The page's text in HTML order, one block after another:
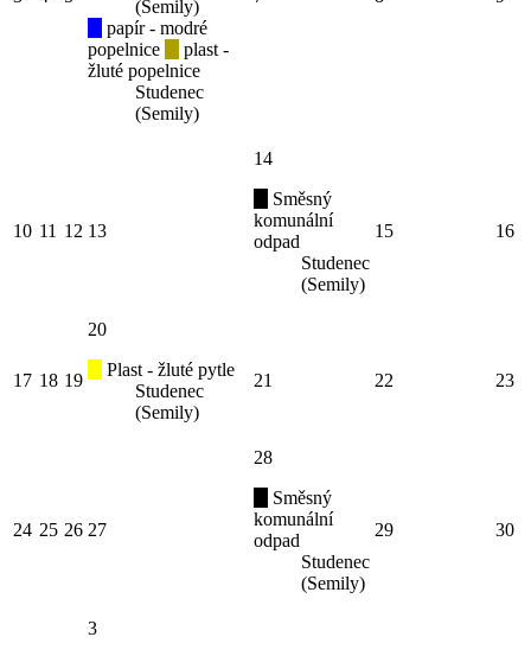
(Semily)
papír - modré
popelnice
plast -
žluté popelnice
Studenec
(Semily)
10 11 12 13
14
Směsný
komunální
odpad
Studenec
(Semily)
15 16
17 18 19
20
Plast - žluté pytle
Studenec
(Semily)
21 22 23
24 25 26 27
28
Směsný
komunální
odpad
Studenec
(Semily)
29 30
3